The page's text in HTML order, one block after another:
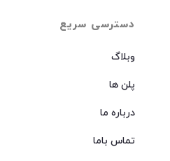
دسترسی سریع
وبلاگ
پلن ها
درباره ما
تماس باما